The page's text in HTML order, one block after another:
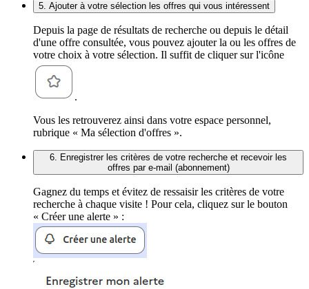
5. Ajouter à votre sélection les offres qui vous intéressent
Depuis la page de résultats de recherche ou depuis le détail
d'une offre consultée, vous pouvez ajouter la ou les offres de
votre choix à votre sélection. Il suffit de cliquer sur l'icône
.
Vous les retrouverez ainsi dans votre espace personnel,
rubrique « Ma sélection d'offres ».
6. Enregistrer les critères de votre recherche et recevoir les
offres par e-mail (abonnement)
Gagnez du temps et évitez de ressaisir les critères de votre
recherche à chaque visite ! Pour cela, cliquez sur le bouton
« Créer une alerte » :